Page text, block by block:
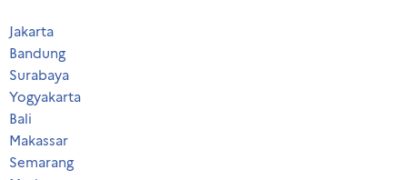
1 events
Alliance Française de Medan
3 events
Universitas Negeri Medan
1 events
Jakarta
Bandung
Surabaya
Yogyakarta
Bali
Makassar
Semarang